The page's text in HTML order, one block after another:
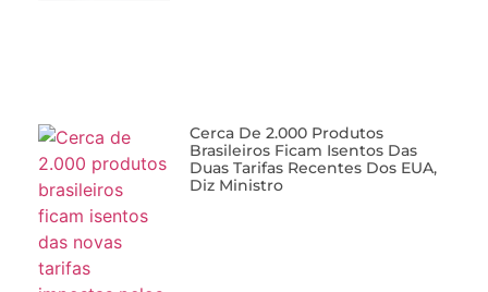
Cerca De 2.000 Produtos
Brasileiros Ficam Isentos Das
Duas Tarifas Recentes Dos EUA,
Diz Ministro